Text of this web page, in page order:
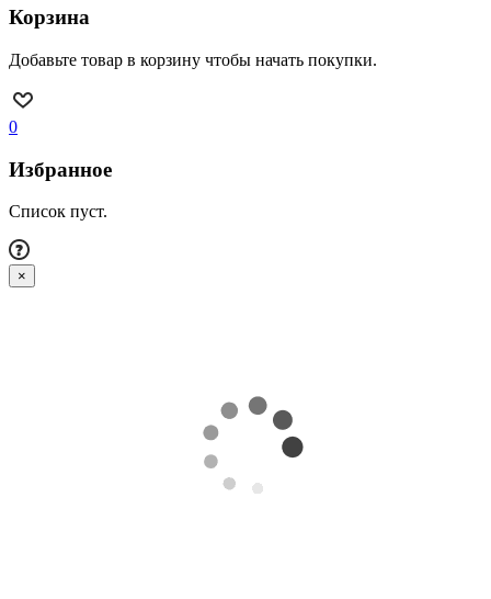
Корзина
Добавьте товар в корзину чтобы начать покупки.
0
Избранное
Список пуст.
×